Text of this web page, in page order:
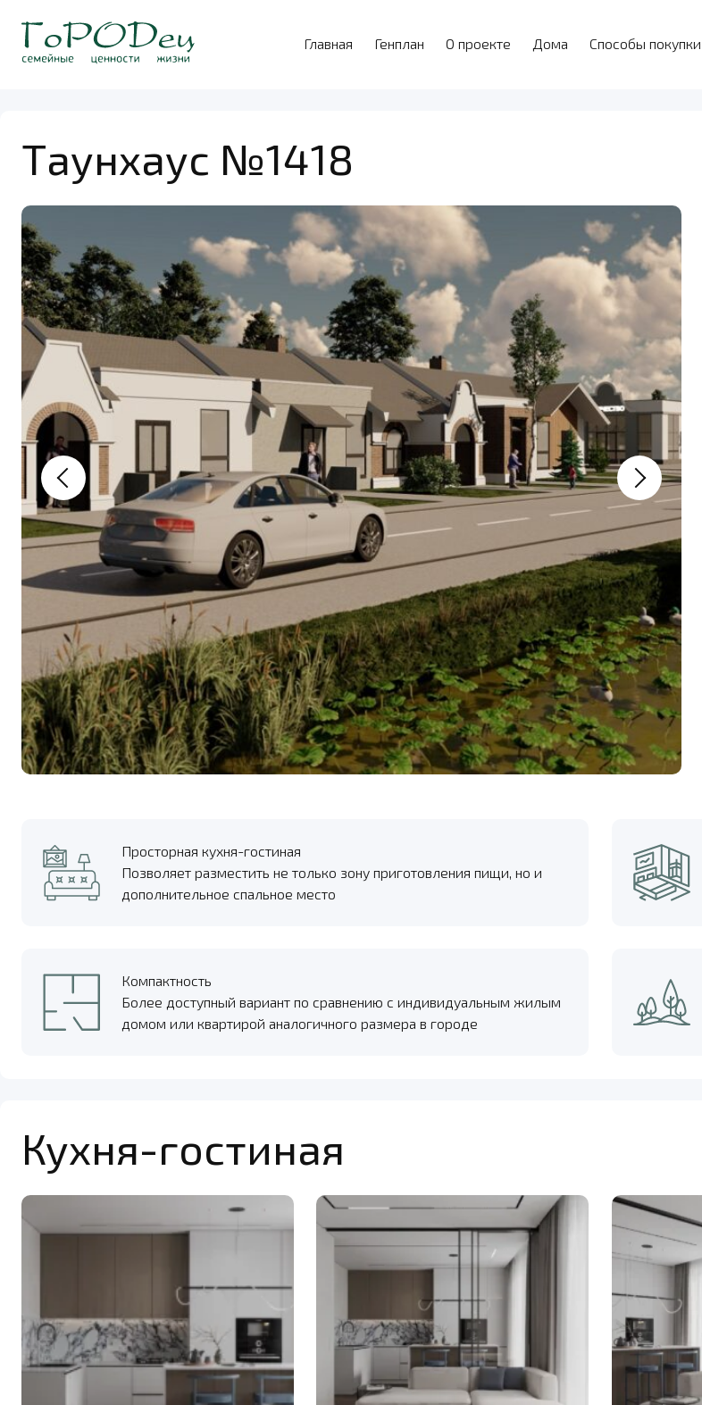
Главная Генплан О проекте Дома Способы покупки
Таунхаус №1418
Просторная кухня-гостиная
Позволяет разместить не только зону приготовления пищи, но и
дополнительное спальное место
Компактность
Более доступный вариант по сравнению с индивидуальным жилым
домом или квартирой аналогичного размера в городе
Кухня-гостиная